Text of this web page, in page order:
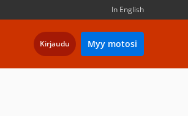
In English
Kirjaudu Myy motosi